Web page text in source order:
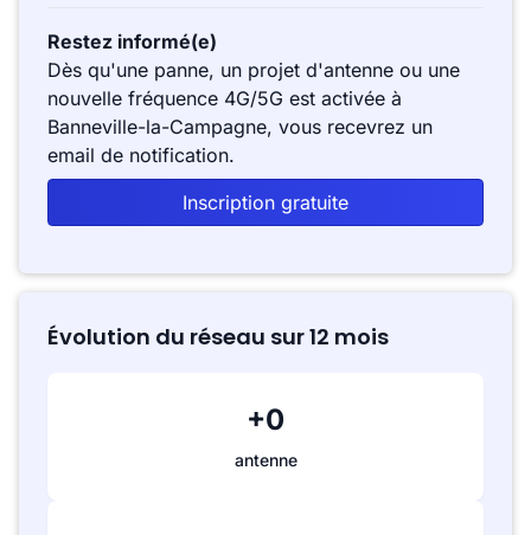
Restez informé(e)
Dès qu'une panne, un projet d'antenne ou une
nouvelle fréquence 4G/5G est activée à
Banneville-la-Campagne, vous recevrez un
email de notification.
Inscription gratuite
Évolution du réseau sur 12 mois
+0
antenne